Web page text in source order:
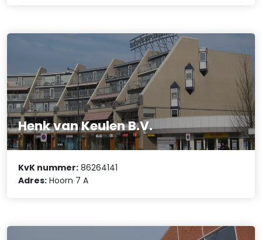
Henk van Keulen B.V.
KvK nummer: 86264141
Adres: Hoorn 7 A